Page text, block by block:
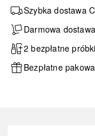
Szybka dostawa
Darmowa
2 bezpłatne
Bezpłatne